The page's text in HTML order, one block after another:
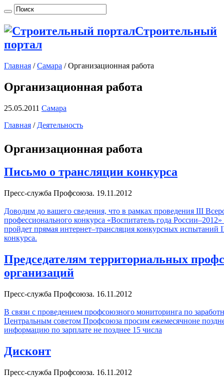
Строительный
портал
Главная / Самара / Организационная работа
Организационная работа
25.05.2011 Самара
Главная / Деятельность
Организационная работа
Письмо о трансляции конкурса
Пресс-служба Профсоюза. 19.11.2012
Доводим до вашего сведения, что в рамках проведения III
профессионального конкурса «Воспитатель года
пройдет прямая интернет–трансляция конкурсных испытаний
конкурса.
Председателям территориальных
организаций
Пресс-служба Профсоюза. 16.11.2012
В связи с проведением профсоюзного мониторинга по
Центральным советом Профсоюза просим ежемесячноне
информацию по зарплате не позднее 15 числа
Дисконт
Пресс-служба Профсоюза. 16.11.2012